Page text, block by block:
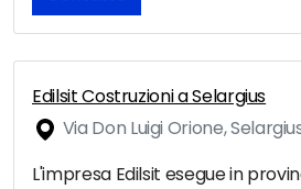
Edilsit Costruzioni a Selargius
Via Don Luigi Orione,
L'impresa Edilsit esegue in